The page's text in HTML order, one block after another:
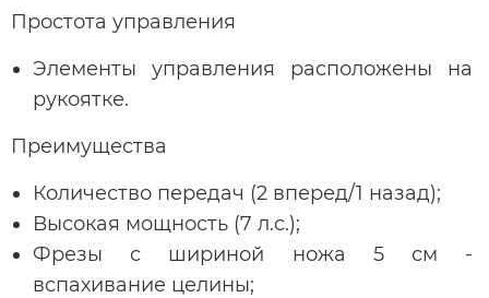
Простота управления
Элементы управления расположены на
рукоятке.
Преимущества
Количество передач (2 вперед/1 назад);
Высокая мощность (7 л.с.);
Фрезы с шириной ножа 5 см -
вспахивание целины;